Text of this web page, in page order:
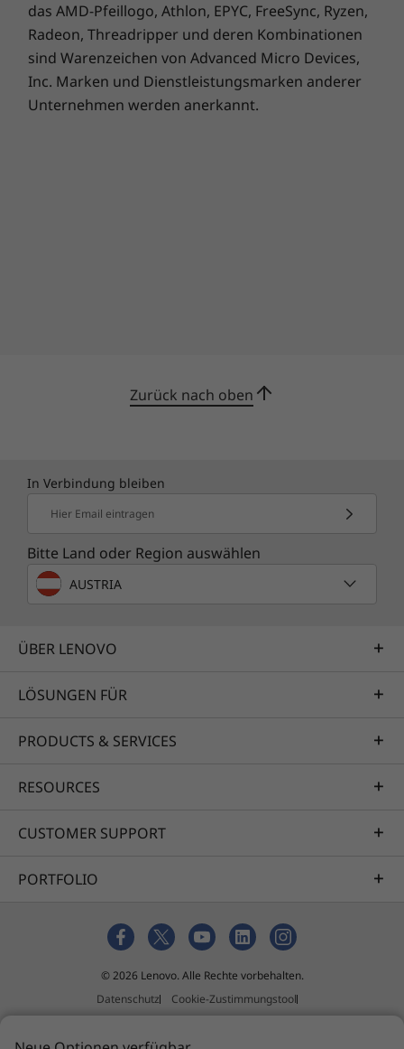
Mit der 5-MP-Frontkamera mit einem
physischen Verschluss für Privatsphäre und
der 8-MP-Rückkamera für lebendige Bilder
bleiben Sie in Verbindung und halten jeden
Moment fest. Die fortschrittliche
Zwei USB-C-
Anschlüsse für
maximale
Konnektivität
USB-C-Anschlüssen, die schnelles Laden,
unterstützen. Sie können sich ganz einfach mit
fortschrittlichen geräteinternen KI-Lösung
Kopfhörer-/Mikrofonanschluss produktiv, der
das AMD-Pfeillogo, Athlon, EPYC, FreeSync, Ryzen,
Radeon, Threadripper und deren Kombinationen
sind Warenzeichen von Advanced Micro Devices,
Inc. Marken und Dienstleistungsmarken anderer
Unternehmen werden anerkannt.
Zurück nach oben
In Verbindung bleiben
Hier Email eintragen
Bitte Land oder Region auswählen
AUSTRIA
ÜBER LENOVO
LÖSUNGEN FÜR
PRODUCTS & SERVICES
RESOURCES
CUSTOMER SUPPORT
PORTFOLIO
© 2026 Lenovo. Alle Rechte vorbehalten.
Datenschutz
Cookie-Zustimmungstool
Nutzungsbedingungen
Seitenübersicht
Richtlinie für externe Einreichungen